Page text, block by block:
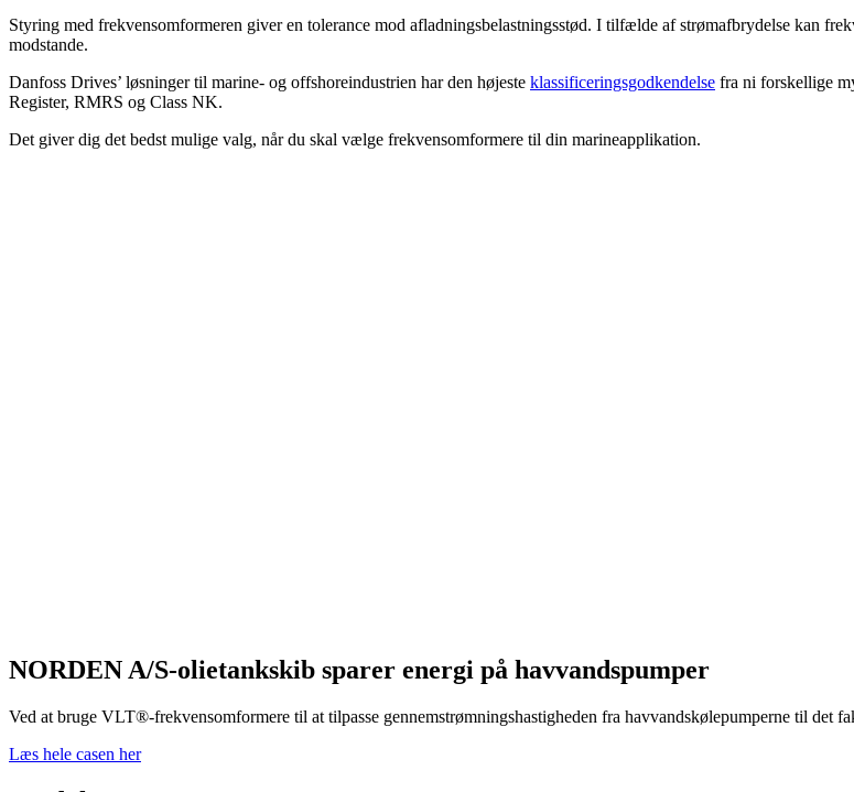
Styring med frekvensomformeren giver en tolerance mod afladningsbelastningsstød. I tilfælde af strømafbrydelse kan
modstande.
Danfoss Drives’ løsninger til marine- og offshoreindustrien har den højeste klassificeringsgodkendelse fra ni forskellige
Register, RMRS og Class NK.
Det giver dig det bedst mulige valg, når du skal vælge frekvensomformere til din marineapplikation.
NORDEN A/S-olietankskib sparer energi på havvandspumper
Ved at bruge VLT®-frekvensomformere til at tilpasse gennemstrømningshastigheden fra havvandskølepumperne til det
Læs hele casen her